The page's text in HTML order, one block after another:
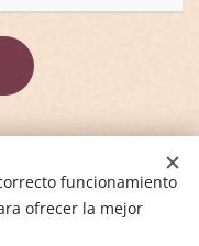
funcionamiento
ofrecer la mejor